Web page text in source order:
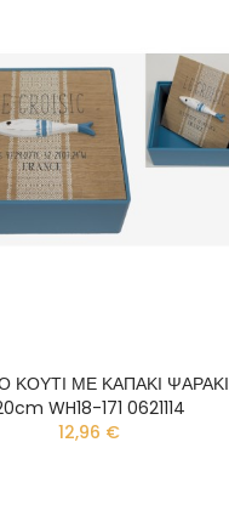
ΚΟΥΤΙ ΜΕ ΚΑΠΑΚΙ ΨΑΡΑΚΙ
WH18-171 0621114
12,96 €